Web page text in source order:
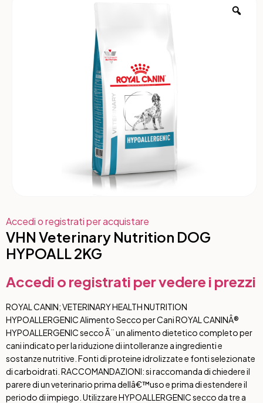
Accedi o registrati per acquistare
VHN Veterinary Nutrition DOG
HYPOALL 2KG
Accedi o registrati per vedere i prezzi
ROYAL CANIN; VETERINARY HEALTH NUTRITION
HYPOALLERGENIC Alimento Secco per Cani ROYAL CANINÂ®
HYPOALLERGENIC secco Ã¨ un alimento dietetico completo per
cani indicato per la riduzione di intolleranze a ingredienti e
sostanze nutritive. Fonti di proteine idrolizzate e fonti selezionate
di carboidrati. RACCOMANDAZIONI: si raccomanda di chiedere il
parere di un veterinario prima dellâ€™uso e prima di estendere il
periodo di impiego. Utilizzare HYPOALLERGENIC secco da tre a